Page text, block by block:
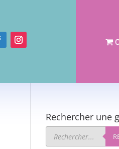
Rechercher une
Recherche
produits